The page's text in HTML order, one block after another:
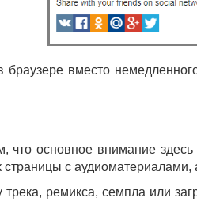
вместо немедленного
основное внимание
с
ремикса, семпла или